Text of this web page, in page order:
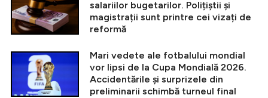
salariilor bugetarilor. Polițiștii și
magistrații sunt printre cei vizați de
reformă
Mari vedete ale fotbalului mondial
vor lipsi de la Cupa Mondială 2026.
Accidentările și surprizele din
preliminarii schimbă turneul final